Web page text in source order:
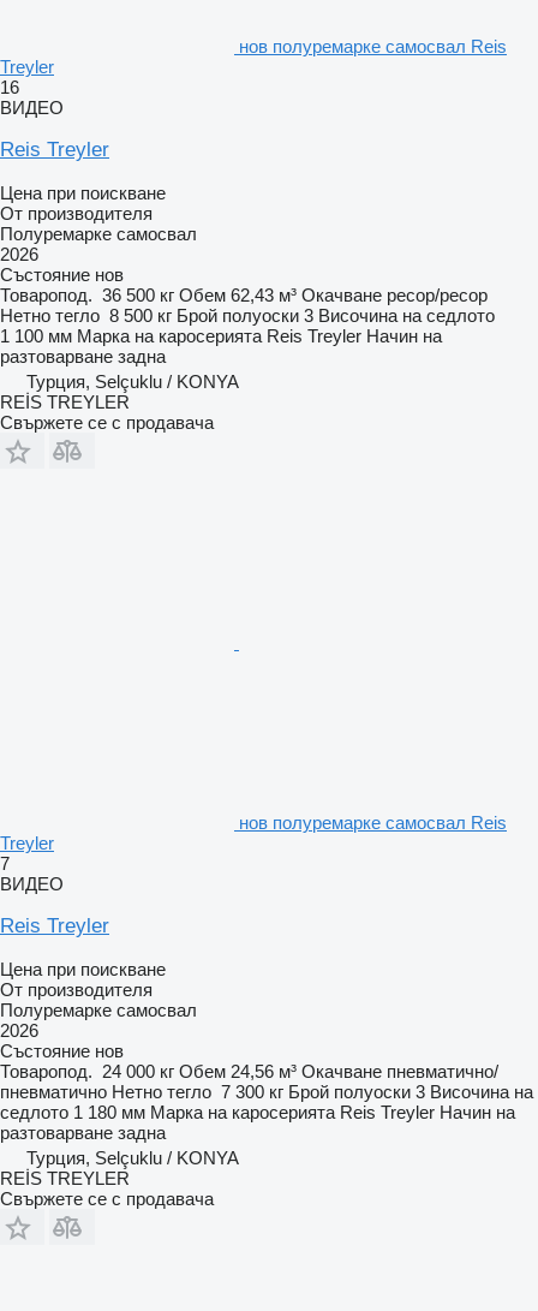
нов полуремарке самосвал Reis
Treyler
16
ВИДЕО
Reis Treyler
Цена при поискване
От производителя
Полуремарке самосвал
2026
Състояние нов
Товаропод. 36 500 кг Обем 62,43 м³ Окачване ресор/ресор
Нетно тегло 8 500 кг Брой полуоски 3 Височина на седлото
1 100 мм Марка на каросерията Reis Treyler Начин на
разтоварване задна
Турция, Selçuklu / KONYA
REİS TREYLER
Свържете се с продавача
нов полуремарке самосвал Reis
Treyler
7
ВИДЕО
Reis Treyler
Цена при поискване
От производителя
Полуремарке самосвал
2026
Състояние нов
Товаропод. 24 000 кг Обем 24,56 м³ Окачване пневматично/
пневматично Нетно тегло 7 300 кг Брой полуоски 3 Височина на
седлото 1 180 мм Марка на каросерията Reis Treyler Начин на
разтоварване задна
Турция, Selçuklu / KONYA
REİS TREYLER
Свържете се с продавача